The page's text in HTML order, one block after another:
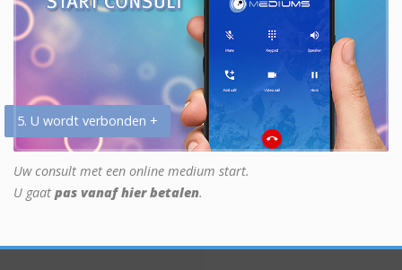
5. U wordt verbonden +
Uw consult met een online medium start.
U gaat pas vanaf hier betalen.